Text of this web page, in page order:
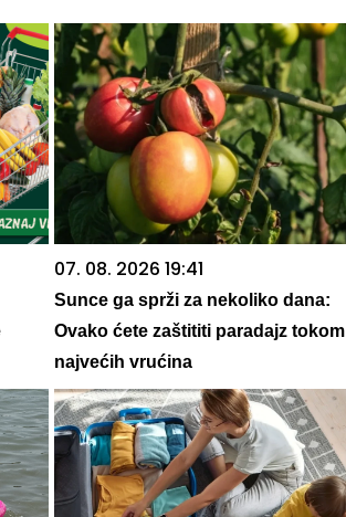
07. 08. 2026 19:41
Sunce ga sprži za nekoliko dana:
Ovako ćete zaštititi paradajz tokom
najvećih vrućina